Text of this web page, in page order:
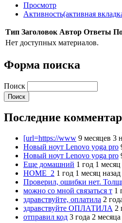
Просмотр
Активность(активная
Тип Заголовок Автор Ответы
Нет доступных материалов.
Форма поиска
Поиск
Последние
[url=https://www 9 месяцев 3
Новый ноут Lenovo yoga pro
Новый ноут Lenovo yoga pro
Еще домашний 1 год 1 месяц
HOME_2 1 год 1 месяц назад
Проверил, ошибки нет.
можно со мной связаться т 1
здравствуйте, оплатила 2
здравствуйте ОПЛАТИЛА 2
отправил код 3 года 2 месяца